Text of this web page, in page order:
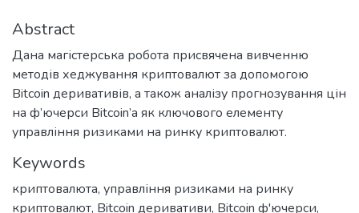
Abstract
Дана магістерська робота присвячена вивченню
методів хеджування криптовалют за допомогою
Bitcoin деривативів, а також аналізу прогнозування цін
на ф’ючерси Bitcoin’а як ключового елементу
управління ризиками на ринку криптовалют.
Keywords
криптовалюта, управління ризиками на ринку
криптовалют, Bitcoin деривативи, Bitcoin ф'ючерси,